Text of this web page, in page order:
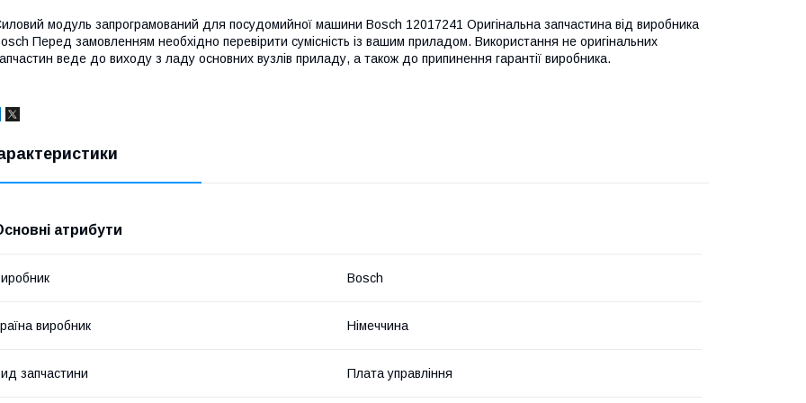
модуль запрограмований для посудомийної машини Bosch 12017241 Оригінальна запчастина від виробника
Перед замовленням необхідно перевірити сумісність із вашим приладом. Використання не оригінальних
веде до виходу з ладу основних вузлів приладу, а також до припинення гарантії виробника.
атрибути
Bosch
виробник Німеччина
запчастини Плата управління